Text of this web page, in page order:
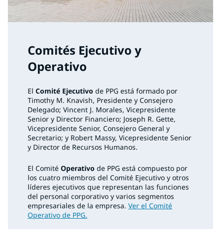
Comités Ejecutivo y
Operativo
El Comité Ejecutivo de PPG está formado por
Timothy M. Knavish, Presidente y Consejero
Delegado; Vincent J. Morales, Vicepresidente
Senior y Director Financiero; Joseph R. Gette,
Vicepresidente Senior, Consejero General y
Secretario; y Robert Massy, Vicepresidente Senior
y Director de Recursos Humanos.
El Comité Operativo de PPG está compuesto por
los cuatro miembros del Comité Ejecutivo y otros
líderes ejecutivos que representan las funciones
del personal corporativo y varios segmentos
empresariales de la empresa. Ver el Comité
Operativo de PPG.